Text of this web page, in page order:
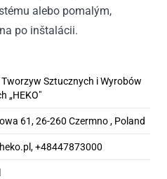
alebo pomalým,
po inštalácii.
Tworzyw Sztucznych i Wyrobów
„HEKO"
61, 26-260 Czermno , Poland
+48447873000